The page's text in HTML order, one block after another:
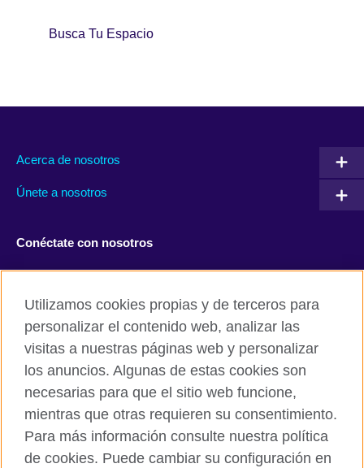
Busca Tu Espacio
Acerca de nosotros
Únete a nosotros
Conéctate con nosotros
British Council global
Políticas de privacidad y condiciones de uso
Utilizamos cookies propias y de terceros para
personalizar el contenido web, analizar las
visitas a nuestras páginas web y personalizar
los anuncios. Algunas de estas cookies son
necesarias para que el sitio web funcione,
mientras que otras requieren su consentimiento.
Para más información consulte nuestra política
de cookies. Puede cambiar su configuración en